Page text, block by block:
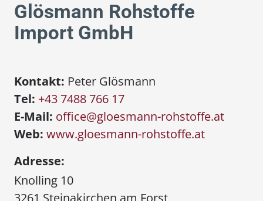
Glösmann Rohstoffe
Import GmbH
Kontakt: Peter Glösmann
Tel: +43 7488 766 17
E-Mail: office@gloesmann-rohstoffe.at
Web: www.gloesmann-rohstoffe.at
Adresse:
Knolling 10
3261 Steinakirchen am Forst